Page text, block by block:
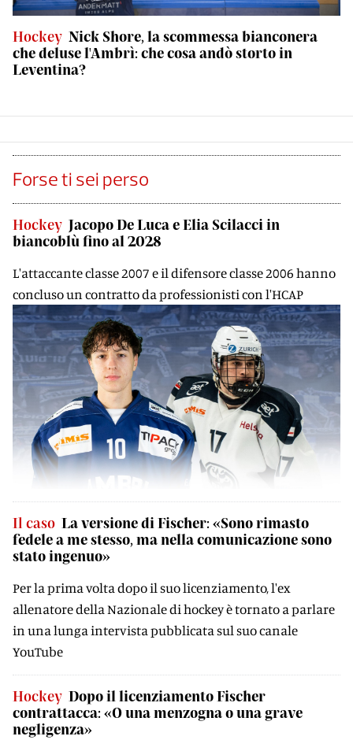
Hockey Nick Shore, la scommessa bianconera
che deluse l'Ambrì: che cosa andò storto in
Leventina?
Forse ti sei perso
Hockey Jacopo De Luca e Elia Scilacci in
biancoblù fino al 2028
L'attaccante classe 2007 e il difensore classe 2006 hanno
concluso un contratto da professionisti con l'HCAP
Il caso La versione di Fischer: «Sono rimasto
fedele a me stesso, ma nella comunicazione sono
stato ingenuo»
Per la prima volta dopo il suo licenziamento, l'ex
allenatore della Nazionale di hockey è tornato a parlare
in una lunga intervista pubblicata sul suo canale
YouTube
Hockey Dopo il licenziamento Fischer
contrattacca: «O una menzogna o una grave
negligenza»